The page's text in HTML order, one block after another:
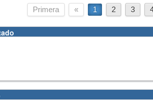
Primera « 1 2 3